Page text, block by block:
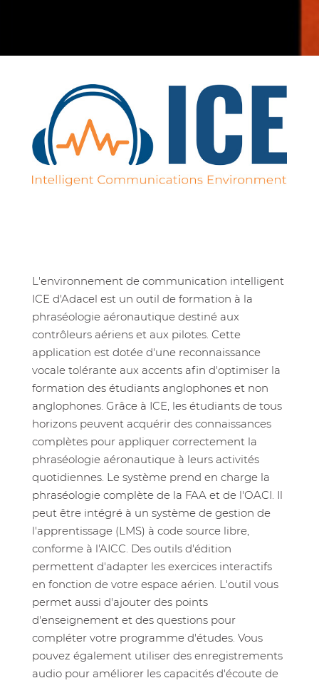
L'environnement de communication intelligent
ICE d'Adacel est un outil de formation à la
phraséologie aéronautique destiné aux
contrôleurs aériens et aux pilotes. Cette
application est dotée d'une reconnaissance
vocale tolérante aux accents afin d'optimiser la
formation des étudiants anglophones et non
anglophones. Grâce à ICE, les étudiants de tous
horizons peuvent acquérir des connaissances
complètes pour appliquer correctement la
phraséologie aéronautique à leurs activités
quotidiennes. Le système prend en charge la
phraséologie complète de la FAA et de l'OACI. Il
peut être intégré à un système de gestion de
l'apprentissage (LMS) à code source libre,
conforme à l'AICC. Des outils d'édition
permettent d'adapter les exercices interactifs
en fonction de votre espace aérien. L'outil vous
permet aussi d'ajouter des points
d'enseignement et des questions pour
compléter votre programme d'études. Vous
pouvez également utiliser des enregistrements
audio pour améliorer les capacités d'écoute de